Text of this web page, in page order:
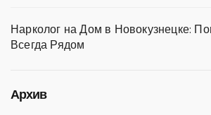
Нарколог на Дом в Новокузнецке:
Всегда Рядом
Архив